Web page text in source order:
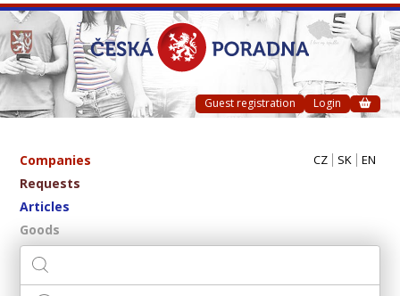
Guest registration Login
Companies
Requests
Articles
Goods
CZ SK EN